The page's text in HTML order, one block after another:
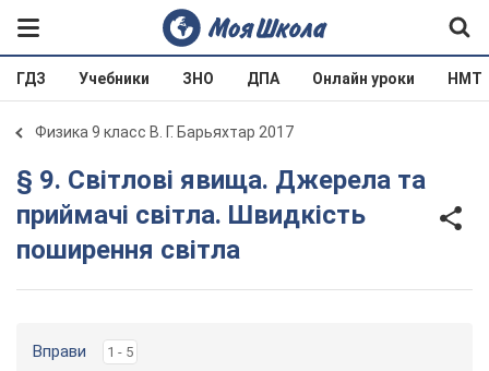
ГДЗ Учебники ЗНО ДПА Онлайн уроки НМТ
Физика 9 класс В. Г. Барьяхтар 2017
§ 9. Світлові явища. Джерела та
приймачі світла. Швидкість
поширення світла
Вправи 1 - 5